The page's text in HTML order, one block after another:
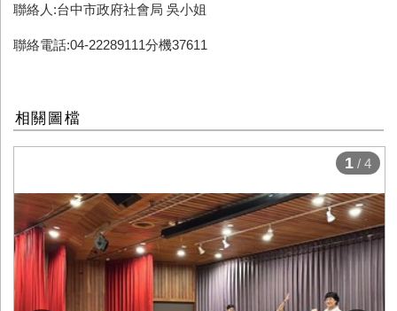
聯絡人:台中市政府社會局 吳小姐
聯絡電話:04-22289111分機37611
相關圖檔
1 / 4